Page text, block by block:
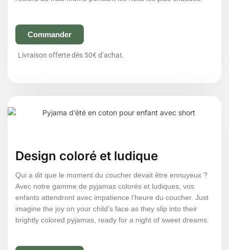
Commander
Livraison offerte dès 50€ d’achat.
Design coloré et ludique
Qui a dit que le moment du coucher devait être ennuyeux ?
Avec notre gamme de pyjamas colorés et ludiques, vos
enfants attendront avec impatience l’heure du coucher. Just
imagine the joy on your child’s face as they slip into their
brightly colored pyjamas, ready for a night of sweet dreams.